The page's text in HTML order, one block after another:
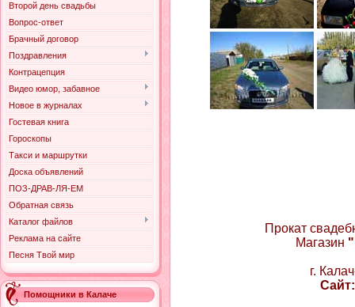
Второй день свадьбы
Вопрос-ответ
Брачный договор
Поздравления
Контрацепция
Видео юмор, забавное
Новое в журналах
Гостевая книга
Гороскопы
Такси и маршрутки
Доска объявлений
ПОЗ-ДРАВ-ЛЯ-ЕМ
Обратная связь
Каталог файлов
Реклама на сайте
Песня Твой мир
Помощники в Калаче
Прокат
Магазин
г.
Сайт: